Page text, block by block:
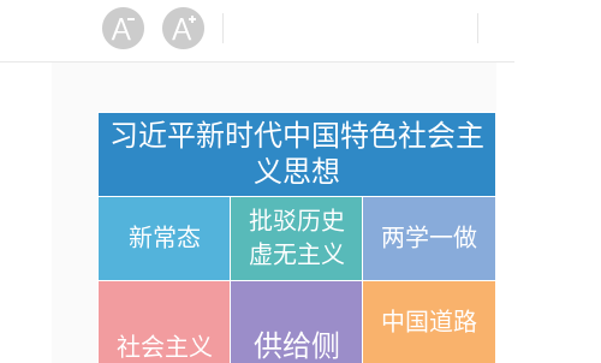
习近平新时代中国特色社会主
义思想
新常态
批驳历史
虚无主义
两学一做
社会主义
供给侧
中国道路